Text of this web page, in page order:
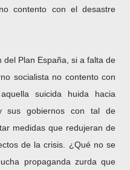
contento con el desastre
Plan España, si a falta de
socialista no contento con
suicida huida hacia
sus gobiernos con tal de
medidas que redujeran de
de la crisis. ¿Qué no se
propaganda zurda que